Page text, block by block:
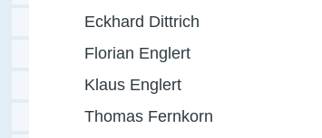
Eckhard Dittrich
Florian Englert
Klaus Englert
Thomas Fernkorn